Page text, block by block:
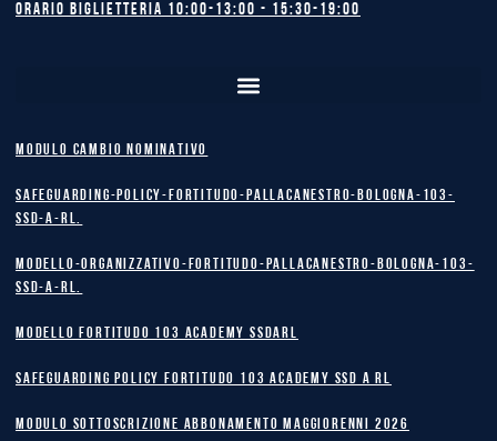
Orario biglietteria 10:00-13:00 - 15:30-19:00
MODULO CAMBIO NOMINATIVO
safeguarding-policy-Fortitudo-Pallacanestro-Bologna-103-
SSD-A-RL.
Modello-Organizzativo-Fortitudo-Pallacanestro-Bologna-103-
SSD-A-RL.
MODELLO FORTITUDO 103 ACADEMY SSDARL
safeguarding policy Fortitudo 103 Academy SSD A RL
MODULO SOTTOSCRIZIONE ABBONAMENTO MAGGIORENNI 2026